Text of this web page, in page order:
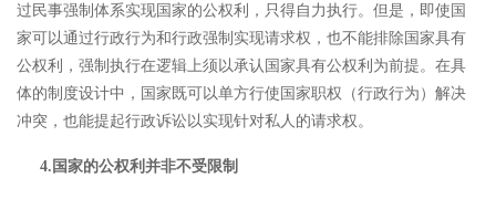
过民事强制体系实现国家的公权利，只得自力执行。 但是，即使国
家可以通过行政行为和行政强制实现请求权，也不能排除国家具有
公权利，强制执行在逻辑上须以承认国家具有公权利为前提。 在具
体的制度设计中，国家既可以单方行使国家职权（行政行为）解决
冲突，也能提起行政诉讼以实现针对私人的请求权。
4.国家的公权利并非不受限制